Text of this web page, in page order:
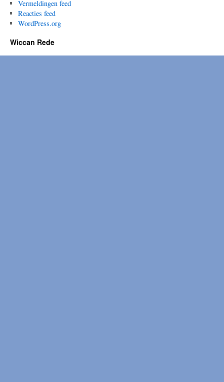
Vermeldingen feed
Reacties feed
WordPress.org
Wiccan Rede